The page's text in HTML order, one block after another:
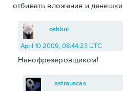
отбивать вложения и денешки
oshkui
April 10 2009, 08:44:23 UTC
Нанофрезеровщиком!
astrauscas